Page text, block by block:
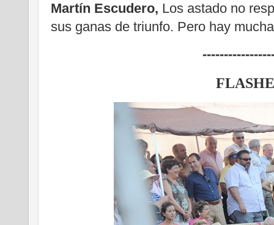
Martín Escudero, Los astado no
sus ganas de triunfo. Pero hay